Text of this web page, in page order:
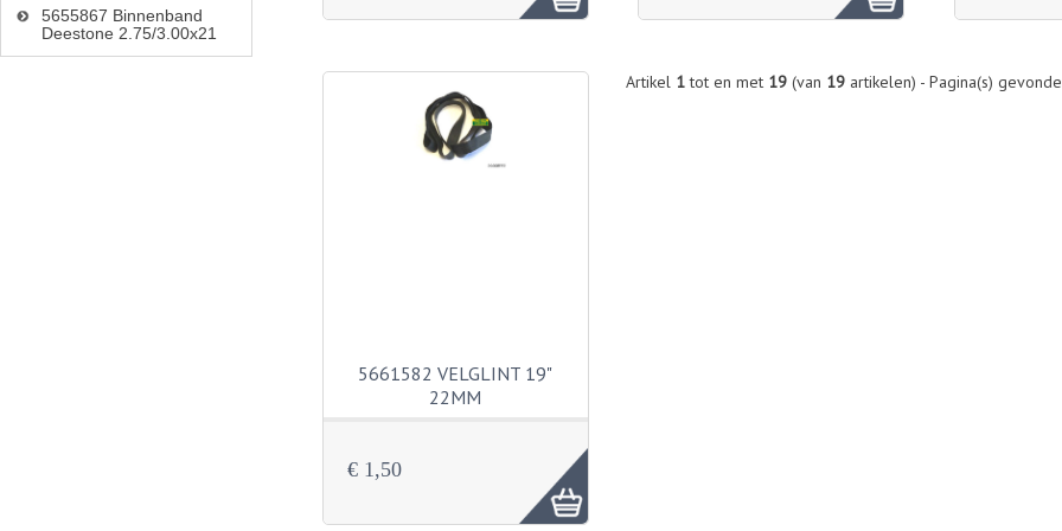
5661582 VELGLINT 19"
22MM
€ 1,50
Artikel 1tot en met 19 (van 19 artikelen) - Pagina(s)
5655867 Binnenband
Deestone 2.75/3.00x21